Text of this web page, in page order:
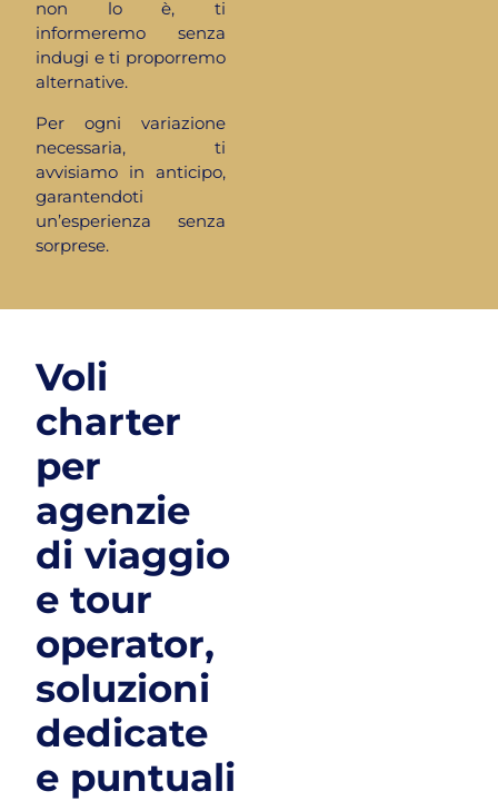
non lo è, ti
informeremo senza
indugi e ti proporremo
alternative.
Per ogni variazione
necessaria, ti
avvisiamo in anticipo,
garantendoti
un’esperienza senza
sorprese.
Voli
charter
per
agenzie
di viaggio
e tour
operator,
soluzioni
dedicate
e puntuali